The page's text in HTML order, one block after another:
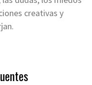
creativas y